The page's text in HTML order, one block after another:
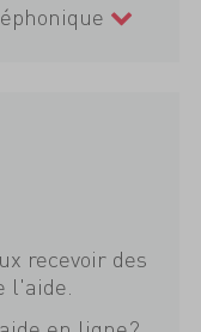
recevoir des
l'aide.